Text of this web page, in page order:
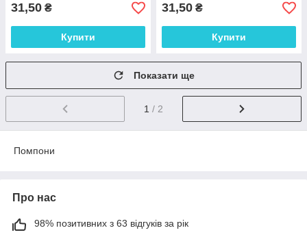
31,50 ₴
Купити
31,50 ₴
Купити
Показати ще
1 / 2
Помпони
Про нас
98% позитивних з 63 відгуків за рік